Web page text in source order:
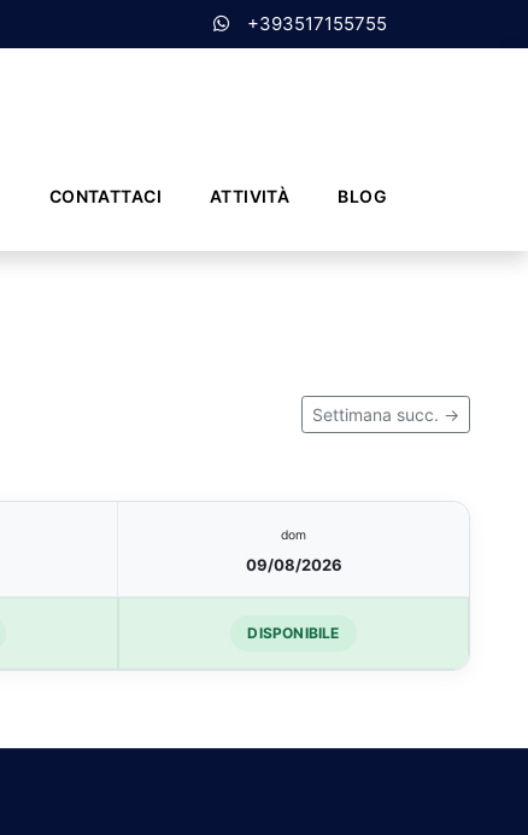
+393517155755
CONTATTACI ATTIVITÀ BLOG
Settimana succ. →
dom
09/08/2026
DISPONIBILE